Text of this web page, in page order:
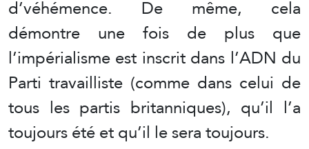
d’véhémence. De même, cela
démontre une fois de plus que
l’impérialisme est inscrit dans l’ADN du
Parti travailliste (comme dans celui de
tous les partis britanniques), qu’il l’a
toujours été et qu’il le sera toujours.